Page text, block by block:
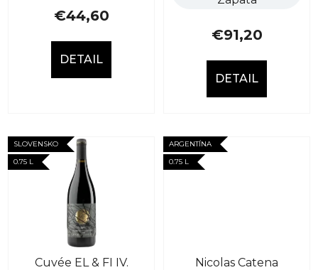
€44,60
DETAIL
€91,20
DETAIL
SLOVENSKO
0.75 L
Cuvée EL & FI IV.
ARGENTÍNA
0.75 L
Nicolas Catena